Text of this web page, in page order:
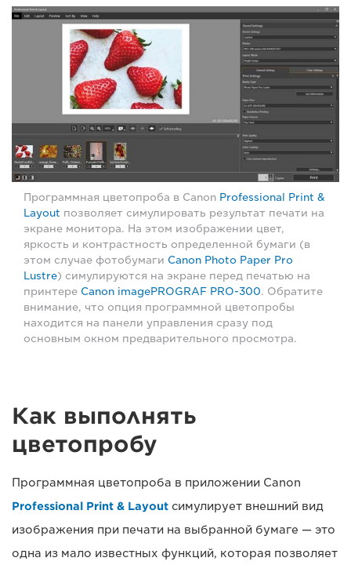
Программная цветопроба в Canon Professional Print &
Layout позволяет симулировать результат печати на
экране монитора. На этом изображении цвет,
яркость и контрастность определенной бумаги (в
этом случае фотобумаги Canon Photo Paper Pro
Lustre) симулируются на экране перед печатью на
принтере Canon imagePROGRAF PRO-300. Обратите
внимание, что опция программной цветопробы
находится на панели управления сразу под
основным окном предварительного просмотра.
Как выполнять
цветопробу
Программная цветопроба в приложении Canon
Professional Print & Layout симулирует внешний вид
изображения при печати на выбранной бумаге — это
одна из мало известных функций, которая позволяет